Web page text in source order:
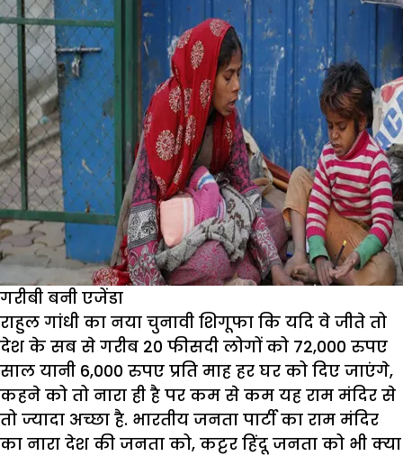
गरीबी बनी एजेंडा
राहुल गांधी का नया चुनावी शिगूफा कि यदि वे जीते तो
देश के सब से गरीब 20 फीसदी लोगों को 72,000 रुपए
साल यानी 6,000 रुपए प्रति माह हर घर को दिए जाएंगे,
कहने को तो नारा ही है पर कम से कम यह राम मंदिर से
तो ज्यादा अच्छा है. भारतीय जनता पार्टी का राम मंदिर
का नारा देश की जनता को, कट्टर हिंदू जनता को भी क्या